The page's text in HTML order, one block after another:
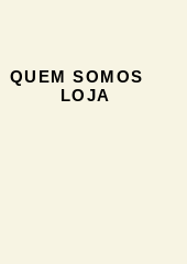
QUEM SOMOS
LOJA